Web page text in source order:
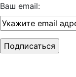
Ваш email: